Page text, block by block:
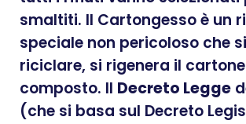
smaltiti. Il Cartongesso è un
speciale non pericoloso che
riciclare, si rigenera il
composto. Il Decreto Legge
(che si basa sul Decreto